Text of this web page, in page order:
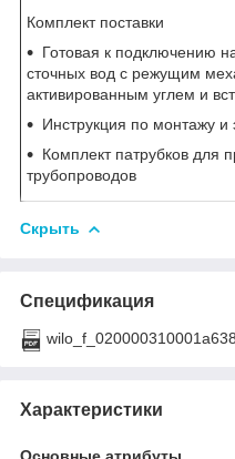
Комплект поставки
Готовая к подключению
сточных вод с режущим
активированным углем и
Инструкция по монтажу и
Комплект патрубков для
трубопроводов
Скрыть
Спецификация
Характеристики
Основные атрибуты